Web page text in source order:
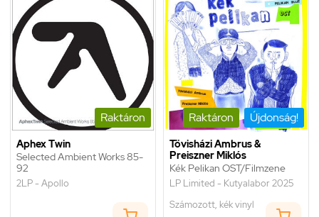
Raktáron
Aphex Twin
Selected Ambient Works 85-
92
2LP - Apollo
Raktáron Újdonság!
Tövisházi Ambrus &
Preiszner Miklós
Kék Pelikan OST/Filmzene
LP Limited - Kutyalabor 2025
Számozott, kék vinyl